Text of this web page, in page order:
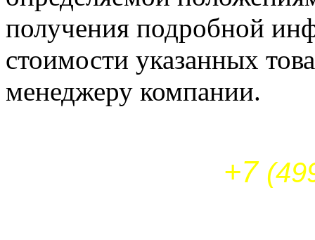
получения подробной
стоимости указанных
менеджеру компании.
+7